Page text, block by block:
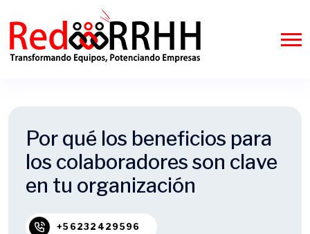
Por qué los beneficios para
los colaboradores son clave
en tu organización
+56232429596